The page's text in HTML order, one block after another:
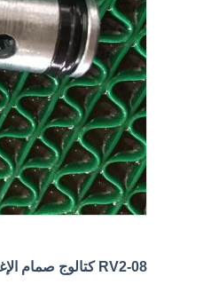
RV2-08 كتالوج صمام الإغاثة